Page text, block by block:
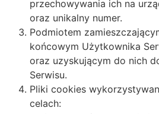
przechowywania ich na
oraz unikalny numer.
Podmiotem
końcowym Użytkownika
oraz uzyskującym do nich
Serwisu.
Pliki cookies
celach: